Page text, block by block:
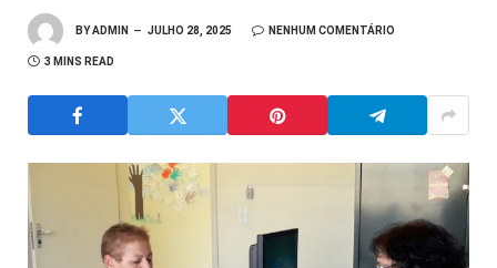
BYADMIN JULHO 28, 2025 NENHUM COMENTÁRIO
3 MINS READ